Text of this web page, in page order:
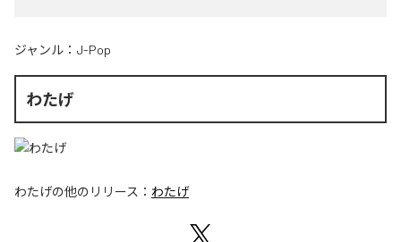
ジャンル： J-Pop
わたげ
わたげの他のリリース： わたげ